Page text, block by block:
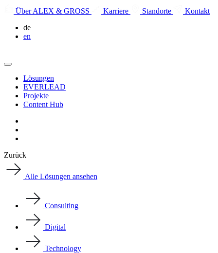
Über ALEX & GROSS Karriere Standorte
Kontakt
de
en
Lösungen
EVERLEAD
Projekte
Content Hub
Zurück
Alle Lösungen ansehen
Consulting
Digital
Technology